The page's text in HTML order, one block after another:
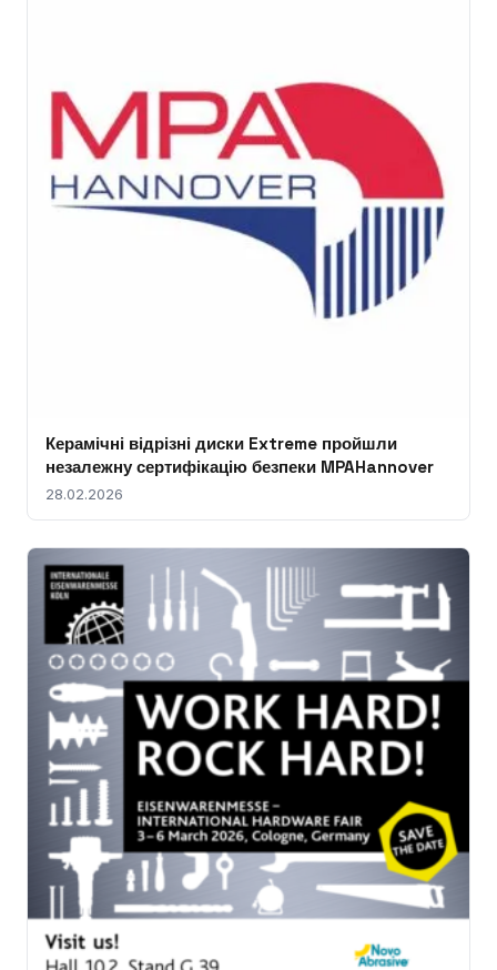
Керамічні відрізні диски Extreme пройшли
незалежну сертифікацію безпеки MPAHannover
28.02.2026